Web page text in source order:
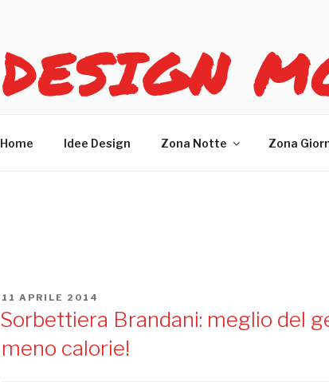
DESIGN
Home Idee Design Zona Notte Zona
PUBBLICATO
IL
11 APRILE 2014
Sorbettiera Brandani: meglio del
meno calorie!